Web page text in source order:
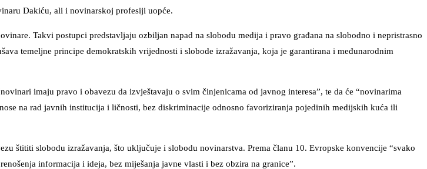
Dakiću, ali i novinarskoj profesiji uopće.
Takvi postupci predstavljaju ozbiljan napad na slobodu medija i pravo građana na slobodno i nepristrasno
temeljne principe demokratskih vrijednosti i slobode izražavanja, koja je garantirana i međunarodnim
imaju pravo i obavezu da izvještavaju o svim činjenicama od javnog interesa”, te da će “novinarima
na rad javnih institucija i ličnosti, bez diskriminacije odnosno favoriziranja pojedinih medijskih kuća ili
štititi slobodu izražavanja, što uključuje i slobodu novinarstva. Prema članu 10. Evropske konvencije “svako
informacija i ideja, bez miješanja javne vlasti i bez obzira na granice”.